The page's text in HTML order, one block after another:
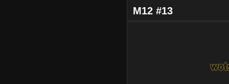
M12 #13